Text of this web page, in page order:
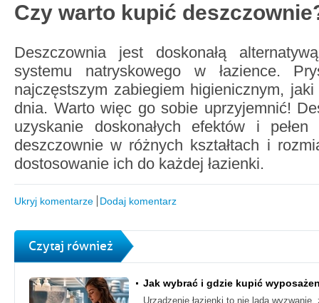
Czy warto kupić
Deszczownia jest doskonałą
systemu natryskowego w łazience.
najczęstszym zabiegiem higienicznym,
dnia. Warto więc go sobie uprzyjemnić!
uzyskanie doskonałych efektów i
deszczownie w różnych kształtach i
dostosowanie ich do każdej łazienki.
Ukryj komentarze Dodaj komentarz
Czytaj również
Jak wybrać i gdzie kupić
Urządzenie łazienki to nie lada